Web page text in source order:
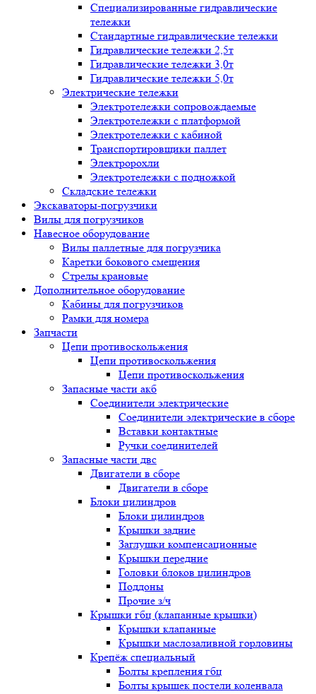
Специализированные гидравлические
тележки
Стандартные гидравлические тележки
Гидравлические тележки 2,5т
Гидравлические тележки 3,0т
Гидравлические тележки 5,0т
Электрические тележки
Электротележки сопровождаемые
Электротележки с платформой
Электротележки с кабиной
Транспортировщики паллет
Электророхли
Электротележки с подножкой
Складские тележки
Экскаваторы-погрузчики
Вилы для погрузчиков
Навесное оборудование
Вилы паллетные для погрузчика
Каретки бокового смещения
Стрелы крановые
Дополнительное оборудование
Кабины для погрузчиков
Рамки для номера
Запчасти
Цепи противоскольжения
Цепи противоскольжения
Цепи противоскольжения
Запасные части акб
Соединители электрические
Соединители электрические в сборе
Вставки контактные
Ручки соединителей
Запасные части двс
Двигатели в сборе
Двигатели в сборе
Блоки цилиндров
Блоки цилиндров
Крышки задние
Заглушки компенсационные
Крышки передние
Головки блоков цилиндров
Поддоны
Прочие з/ч
Крышки гбц (клапанные крышки)
Крышки клапанные
Крышки маслозаливной горловины
Крепёж специальный
Болты крепления гбц
Болты крышек постели коленвала